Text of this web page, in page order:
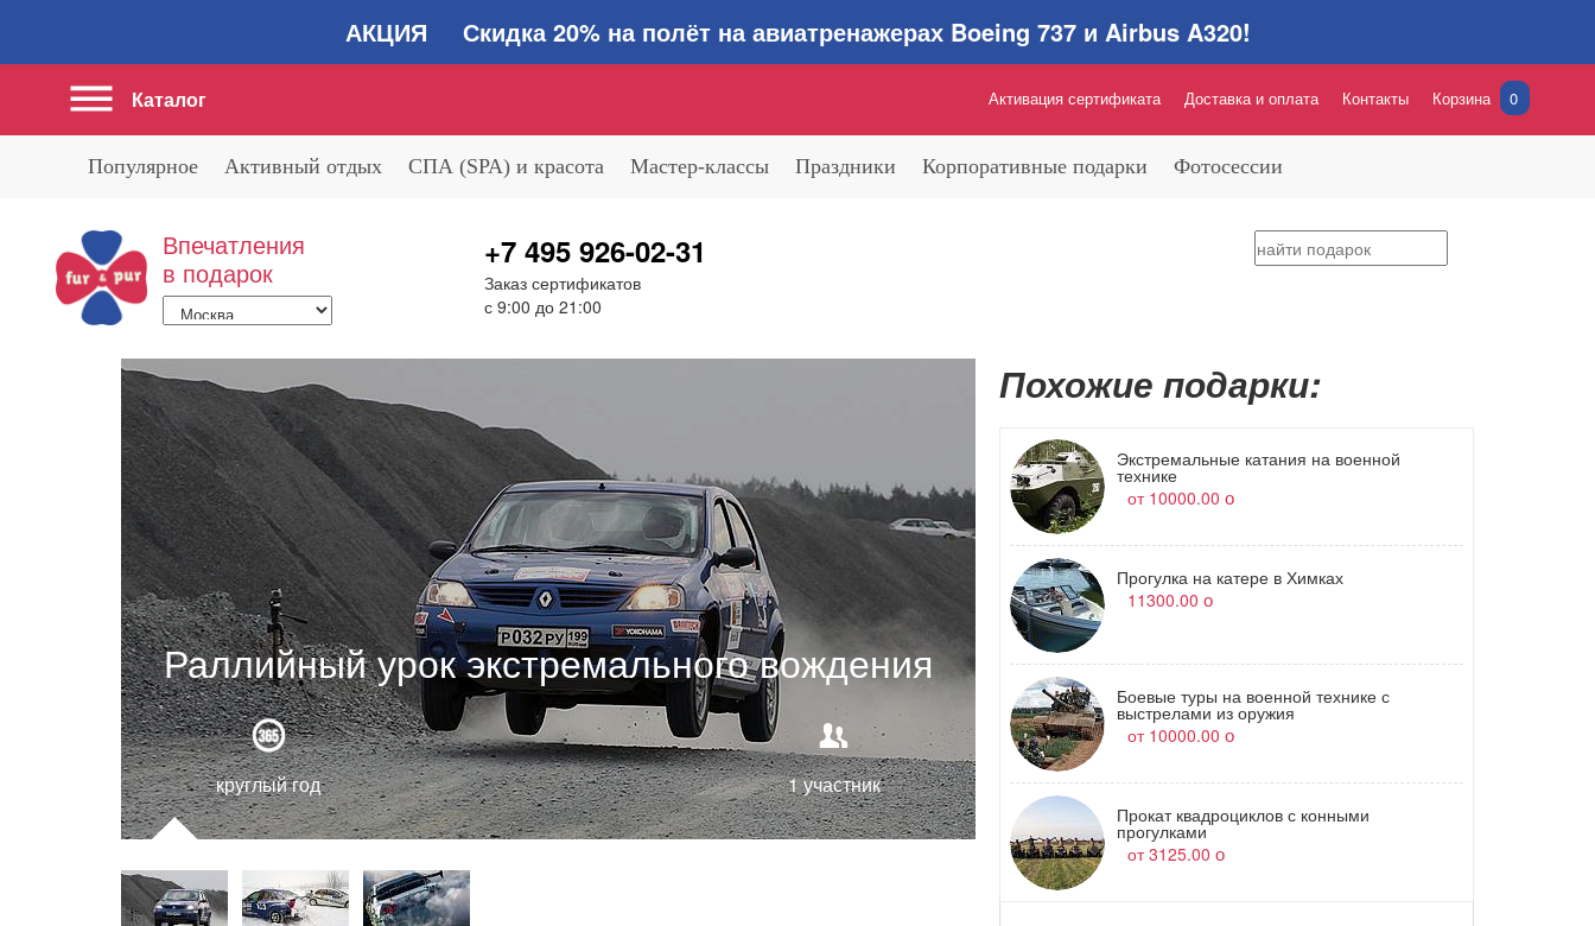
АКЦИЯ Скидка 20% на полёт на авиатренажерах Boeing 737 и Airbus A320!
+7 495 926-02-31
Заказ сертификатов
с 9:00 до 21:00
Активация сертификата Доставка и оплата Контакты Корзина 0
Каталог
Впечатления
в подарок
Популярное Активный отдых СПА (SPA) и красота Мастер-классы Праздники Корпоративные подарки Фотосессии
Раллийный урок экстремального вождения
круглый год 1 участник
Похожие подарки:
Экстремальные катания на военной
технике
от 10000.00
Прогулка на катере в Химках
11300.00
Боевые туры на военной технике с
выстрелами из оружия
от 10000.00
Прокат квадроциклов с конными
прогулками
от 3125.00